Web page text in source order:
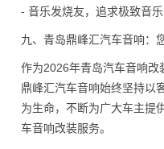
- 音乐发烧友，追求极致音
九、青岛鼎峰汇汽车音响：
作为2026年青岛汽车音响改
鼎峰汇汽车音响始终坚持以
为生命，不断为广大车主提
车音响改装服务。